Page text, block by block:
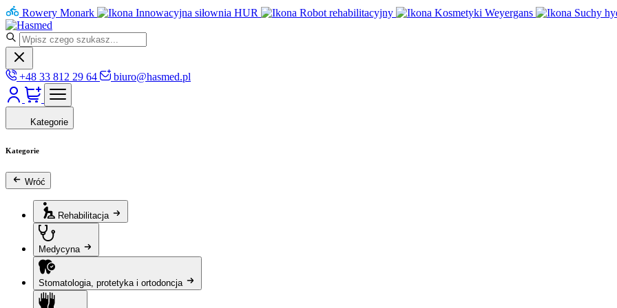
Rowery Monark Innowacyjna siłownia HUR Robot rehabilitacyjny Kosmetyki Weyergans Suchy
+48 33 812 29 64 biuro@hasmed.pl
Kategorie
Kategorie
Wróć
Rehabilitacja
Medycyna
Stomatologia, protetyka i ortodoncja